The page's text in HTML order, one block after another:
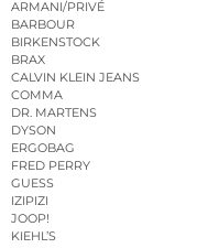
ARMANI/PRIVÉ
BARBOUR
BIRKENSTOCK
BRAX
CALVIN KLEIN JEANS
COMMA
DR. MARTENS
DYSON
ERGOBAG
FRED PERRY
GUESS
IZIPIZI
JOOP!
KIEHL’S